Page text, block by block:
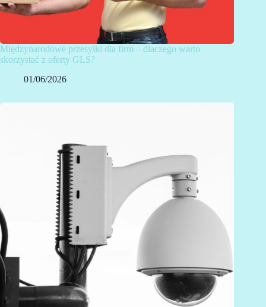
Międzynarodowe przesyłki dla firm – dlaczego warto
skorzystać z oferty GLS?
01/06/2026